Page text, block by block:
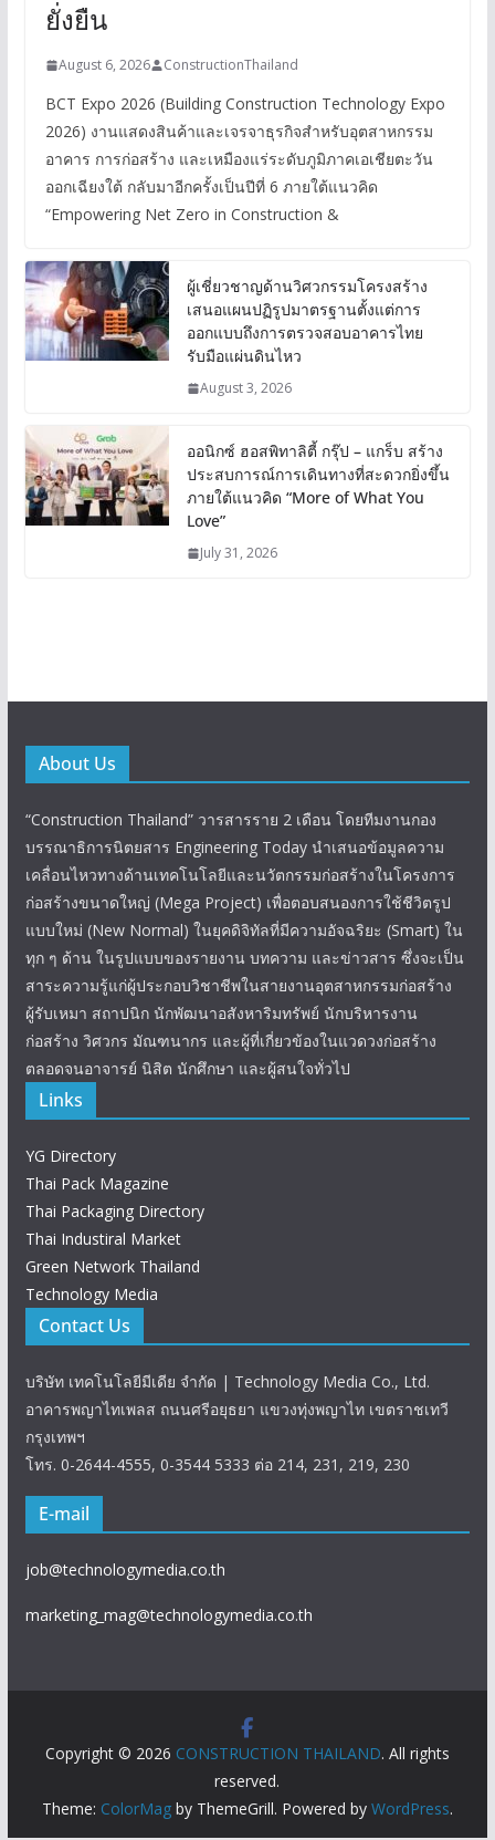
ยั่งยืน
August 6, 2026 ConstructionThailand
BCT Expo 2026 (Building Construction Technology Expo
2026) งานแสดงสินค้าและเจรจาธุรกิจสำหรับอุตสาหกรรม
อาคาร การก่อสร้าง และเหมืองแร่ระดับภูมิภาคเอเชียตะวัน
ออกเฉียงใต้ กลับมาอีกครั้งเป็นปีที่ 6 ภายใต้แนวคิด
“Empowering Net Zero in Construction &
ผู้เชี่ยวชาญด้านวิศวกรรมโครงสร้าง
เสนอแผนปฏิรูปมาตรฐานตั้งแต่การ
ออกแบบถึงการตรวจสอบอาคารไทย
รับมือแผ่นดินไหว
August 3, 2026
ออนิกซ์ ฮอสพิทาลิตี้ กรุ๊ป – แกร็บ สร้าง
ประสบการณ์การเดินทางที่สะดวกยิ่งขึ้น
ภายใต้แนวคิด “More of What You
Love”
July 31, 2026
About Us
“Construction Thailand” วารสารราย 2 เดือน โดยทีมงานกอง
บรรณาธิการนิตยสาร Engineering Today นำเสนอข้อมูลความ
เคลื่อนไหวทางด้านเทคโนโลยีและนวัตกรรมก่อสร้างในโครงการ
ก่อสร้างขนาดใหญ่ (Mega Project) เพื่อตอบสนองการใช้ชีวิตรูป
แบบใหม่ (New Normal) ในยุคดิจิทัลที่มีความอัจฉริยะ (Smart) ใน
ทุก ๆ ด้าน ในรูปแบบของรายงาน บทความ และข่าวสาร ซึ่งจะเป็น
สาระความรู้แก่ผู้ประกอบวิชาชีพในสายงานอุตสาหกรรมก่อสร้าง
ผู้รับเหมา สถาปนิก นักพัฒนาอสังหาริมทรัพย์ นักบริหารงาน
ก่อสร้าง วิศวกร มัณฑนากร และผู้ที่เกี่ยวข้องในแวดวงก่อสร้าง
ตลอดจนอาจารย์ นิสิต นักศึกษา และผู้สนใจทั่วไป
Links
YG Directory
Thai Pack Magazine
Thai Packaging Directory
Thai Industiral Market
Green Network Thailand
Technology Media
Contact Us
บริษัท เทคโนโลยีมีเดีย จำกัด | Technology Media Co., Ltd.
อาคารพญาไทเพลส ถนนศรีอยุธยา แขวงทุ่งพญาไท เขตราชเทวี
กรุงเทพฯ
โทร. 0-2644-4555, 0-3544 5333 ต่อ 214, 231, 219, 230
E-mail
job@technologymedia.co.th
marketing_mag@technologymedia.co.th
Copyright © 2026 CONSTRUCTION THAILAND. All rights
reserved.
Theme: ColorMagby ThemeGrill. Powered by WordPress.